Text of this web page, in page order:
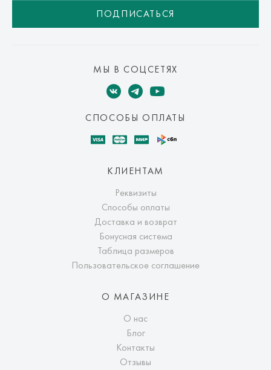
ПОДПИСАТЬСЯ
МЫ В СОЦСЕТЯХ
СПОСОБЫ ОПЛАТЫ
КЛИЕНТАМ
Реквизиты
Способы оплаты
Доставка и возврат
Бонусная система
Таблица размеров
Пользовательское соглашение
О МАГАЗИНЕ
О нас
Блог
Контакты
Отзывы